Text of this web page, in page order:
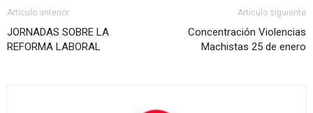
Artículo anterior
JORNADAS SOBRE LA
REFORMA LABORAL
Artículo siguiente
Concentración Violencias
Machistas 25 de enero